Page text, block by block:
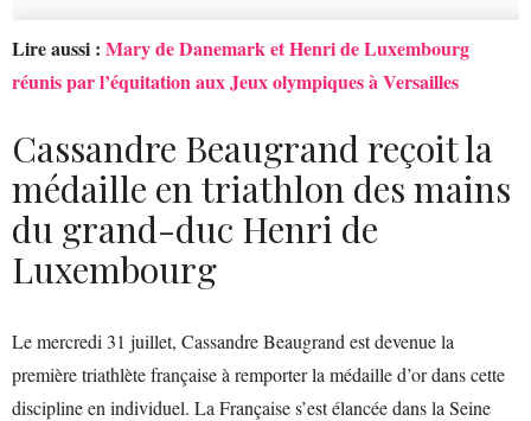
Lire aussi : Mary de Danemark et Henri de Luxembourg
réunis par l’équitation aux Jeux olympiques à Versailles
Cassandre Beaugrand reçoit la
médaille en triathlon des mains
du grand-duc Henri de
Luxembourg
Le mercredi 31 juillet, Cassandre Beaugrand est devenue la
première triathlète française à remporter la médaille d’or dans cette
discipline en individuel. La Française s’est élancée dans la Seine